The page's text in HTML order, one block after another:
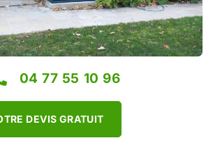
04 77 55 10 96
DEVIS GRATUIT